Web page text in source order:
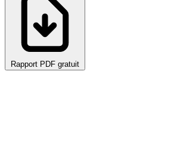
Rapport PDF gratuit